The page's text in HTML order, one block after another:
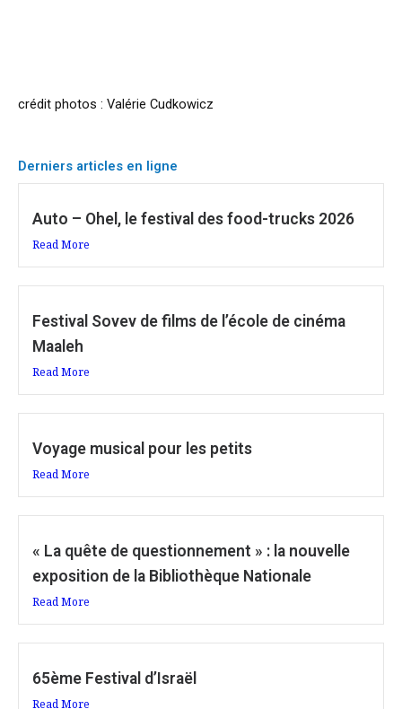
crédit photos : Valérie Cudkowicz
Derniers articles en ligne
Auto – Ohel, le festival des food-trucks 2026
Read More
Festival Sovev de films de l’école de cinéma
Maaleh
Read More
Voyage musical pour les petits
Read More
« La quête de questionnement » : la nouvelle
exposition de la Bibliothèque Nationale
Read More
65ème Festival d’Israël
Read More